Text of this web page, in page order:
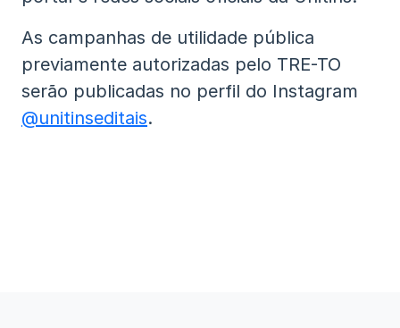
As campanhas de utilidade pública
previamente autorizadas pelo TRE-TO
serão publicadas no perfil do Instagram
@unitinseditais.